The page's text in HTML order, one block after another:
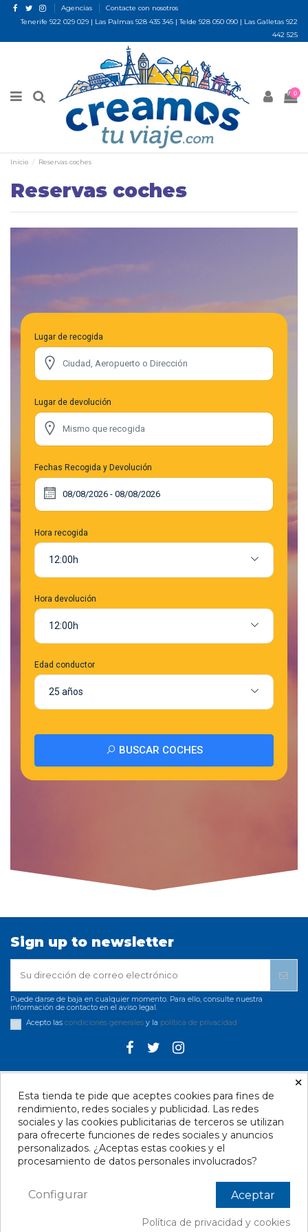
Agencias
Contacte con nosotros
Tenerife 922 029 029 | Las Palmas 928 435 345 | Telde 928 050 090 | Las Galletas 922
442 525
0
Inicio Reservas coches
Reservas coches
Sign up to newsletter
Puede darse de baja en cualquier momento. Para ello, consulte nuestra
información de contacto en el aviso legal.
Acepto las condiciones generalesy la política de privacidad
Información Legal
Contacto - Santa Cruz
Contacto - Las Palmas
×
Esta tienda te pide que aceptes cookies para fines de
rendimiento, redes sociales y publicidad. Las redes
sociales y las cookies publicitarias de terceros se utilizan
para ofrecerte funciones de redes sociales y anuncios
personalizados. ¿Aceptas estas cookies y el
procesamiento de datos personales involucrados?
Aceptar
Configurar
Política de privacidad y cookies